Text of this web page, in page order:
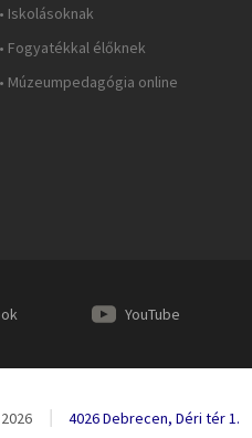
• Iskolásoknak
• Fogyatékkal élőknek
• Múzeumpedagógia online
YouTube
4026 Debrecen, Déri tér 1.